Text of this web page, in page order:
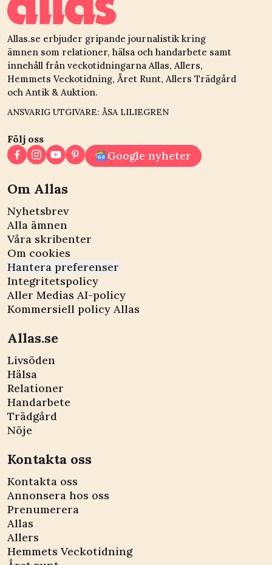
Allas.se erbjuder gripande journalistik kring
ämnen som relationer, hälsa och handarbete samt
innehåll från veckotidningarna Allas, Allers,
Hemmets Veckotidning, Året Runt, Allers Trädgård
och Antik & Auktion.
ANSVARIG UTGIVARE: ÅSA LILIEGREN
Följ oss
Google nyheter
Om Allas
Nyhetsbrev
Alla ämnen
Våra skribenter
Om cookies
Hantera preferenser
Integritetspolicy
Aller Medias AI-policy
Kommersiell policy Allas
Allas.se
Livsöden
Hälsa
Relationer
Handarbete
Trädgård
Nöje
Kontakta oss
Kontakta oss
Annonsera hos oss
Prenumerera
Allas
Allers
Hemmets Veckotidning